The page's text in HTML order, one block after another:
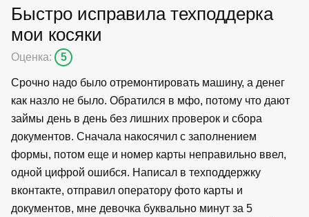
Быстро исправила техподдерка
мои косяки
Оценка: 5
Срочно надо было отремонтировать машину, а денег
как назло не было. Обратился в мфо, потому что дают
займы день в день без лишних проверок и сбора
документов. Сначала накосячил с заполнением
формы, потом еще и номер карты неправильно ввел,
одной цифрой ошибся. Написал в техподдержку
вконтакте, отправил оператору фото карты и
документов, мне девочка буквально минут за 5